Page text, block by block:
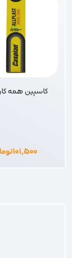
کاسپین همه کاره
۱۰۱,۵۰۰